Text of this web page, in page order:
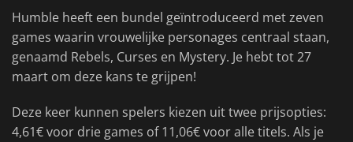
Humble heeft een bundel geïntroduceerd met zeven
games waarin vrouwelijke personages centraal staan,
genaamd Rebels, Curses en Mystery. Je hebt tot 27
maart om deze kans te grijpen!
Deze keer kunnen spelers kiezen uit twee prijsopties:
4,61€ voor drie games of 11,06€ voor alle titels. Als je